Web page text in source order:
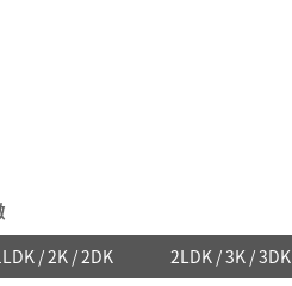
/ 2K / 2DK 2LDK / 3K / 3DK